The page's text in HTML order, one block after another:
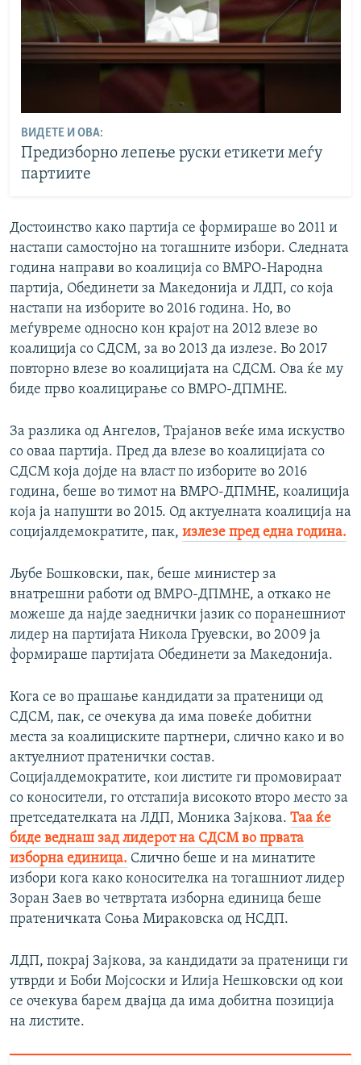
ВИДЕТЕ И ОВА:
Предизборно лепење руски етикети меѓу
партиите
Достоинство како партија се формираше во 2011 и
настапи самостојно на тогашните избори. Следната
година направи во коалиција со ВМРО-Народна
партија, Обединети за Македонија и ЛДП, со која
настапи на изборите во 2016 година. Но, во
меѓувреме односно кон крајот на 2012 влезе во
коалиција со СДСМ, за во 2013 да излезе. Во 2017
повторно влезе во коалицијата на СДСМ. Ова ќе му
биде прво коалицирање со ВМРО-ДПМНЕ.
За разлика од Ангелов, Трајанов веќе има искуство
со оваа партија. Пред да влезе во коалицијата со
СДСМ која дојде на власт по изборите во 2016
година, беше во тимот на ВМРО-ДПМНЕ, коалиција
која ја напушти во 2015. Од актуелната коалиција на
социјалдемократите, пак, излезе пред една година.
Љубе Бошковски, пак, беше министер за
внатрешни работи од ВМРО-ДПМНЕ, а откако не
можеше да најде заеднички јазик со поранешниот
лидер на партијата Никола Груевски, во 2009 ја
формираше партијата Обединети за Македонија.
Кога се во прашање кандидати за пратеници од
СДСМ, пак, се очекува да има повеќе добитни
места за коалициските партнери, слично како и во
актуелниот пратенички состав.
Социјалдемократите, кои листите ги промовираат
со коносители, го отстапија високото второ место за
претседателката на ЛДП, Моника Зајкова. Таа ќе
биде веднаш зад лидерот на СДСМ во првата
изборна единица. Слично беше и на минатите
избори кога како коносителка на тогашниот лидер
Зоран Заев во четвртата изборна единица беше
пратеничката Соња Мираковска од НСДП.
ЛДП, покрај Зајкова, за кандидати за пратеници ги
утврди и Боби Мојсоски и Илија Нешковски од кои
се очекува барем двајца да има добитна позиција
на листите.